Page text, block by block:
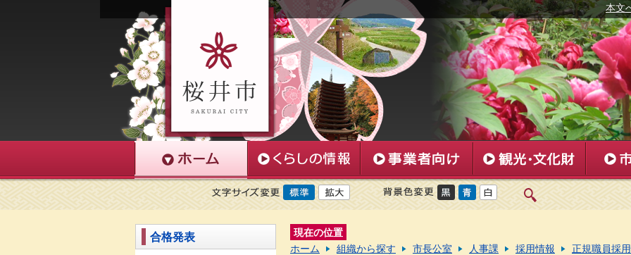
本文
合格発表
現在の位置
ホーム
組織から探す 市長公室 人事課 採用情報 正規職員採